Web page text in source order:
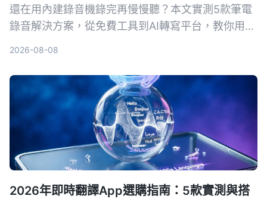
還在用內建錄音機錄完再慢慢聽？本文實測5款筆電
錄音解決方案，從免費工具到AI轉寫平台，教你用對
2026-08-08
2026年即時翻譯App選購指南：5款實測與搭